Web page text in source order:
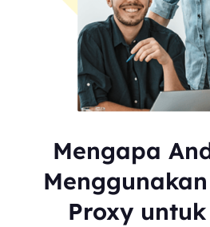
Mengapa
Proxy